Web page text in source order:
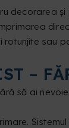
decorarea
sau
–
să ai